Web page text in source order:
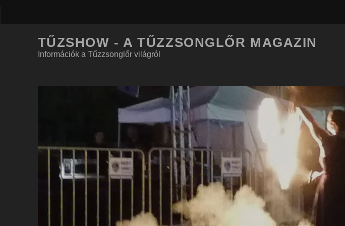
TŰZSHOW - A TŰZZSONGLŐR MAGAZIN
Információk a Tűzzsonglőr világról